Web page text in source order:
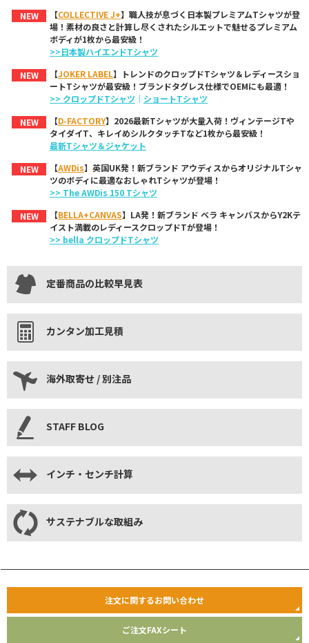
NEW
【COLLECTIVE J+】職人技が息づく日本製プレミアムTシャツが登
場！素材の良さと計算し尽くされたシルエットで魅せるプレミアム
ボディが1枚から最安級！
>>日本製ハイエンドTシャツ
NEW
【JOKER LABEL】トレンドのクロップドTシャツ＆レディースショ
ートTシャツが最安級！ブランドタグレス仕様でOEMにも最適！
>> クロップドTシャツ ｜ ショートTシャツ
NEW
【D-FACTORY】2026最新Tシャツが大量入荷！ヴィンテージTや
タイダイT、キレイめシルクタッチTなど1枚から最安級！
最新Tシャツ＆ジャケット
NEW
【AWDis】英国UK発！新ブランド アウディスからオリジナルTシャ
ツのボディに最適なおしゃれTシャツが登場！
>> The AWDis 150 Tシャツ
NEW
【BELLA+CANVAS】LA発！新ブランド ベラ キャンバスからY2Kテ
イスト満載のレディースクロップドTが登場！
>> bella クロップドTシャツ
定番商品の比較早見表
カンタン加工見積
海外取寄せ / 別注品
STAFF BLOG
インチ・センチ計算
サステナブルな取組み
注文に関するお問い合わせ
ご注文FAXシート